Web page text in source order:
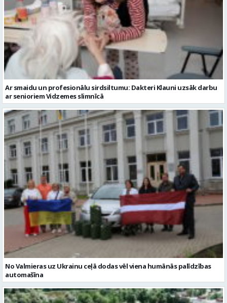
Ar smaidu un profesionālu sirdsiltumu: Dakteri Klauni uzsāk darbu
ar senioriem Vidzemes slimnīcā
No Valmieras uz Ukrainu ceļā dodas vēl viena humānās palīdzības
automašīna